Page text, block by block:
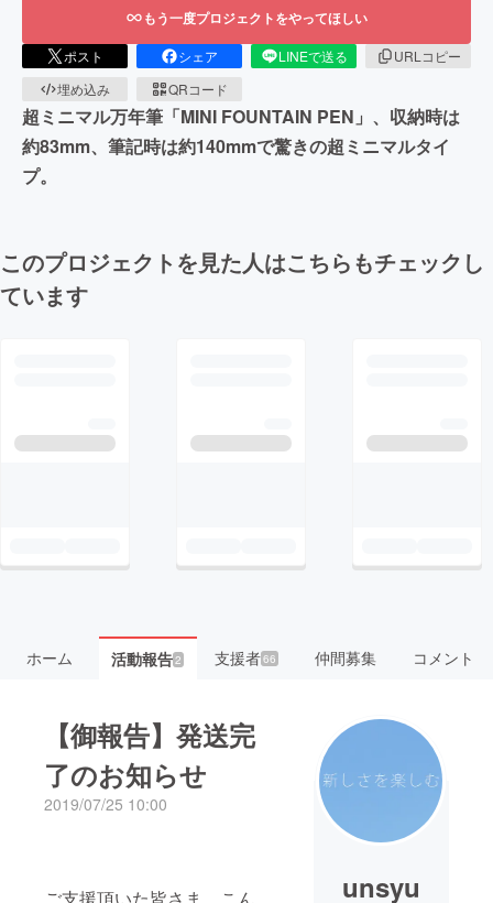
もう一度プロジェクトをやってほしい
ポスト シェア LINEで送る
URLコピー
埋め込み
QRコード
超ミニマル万年筆「MINI FOUNTAIN PEN」、収納時は
約83mm、筆記時は約140mmで驚きの超ミニマルタイ
プ。
このプロジェクトを見た人はこちらもチェックし
ています
ホーム 活動報告2 支援者66 仲間募集 コメント
【御報告】発送完
了のお知らせ
2019/07/25 10:00
unsyu